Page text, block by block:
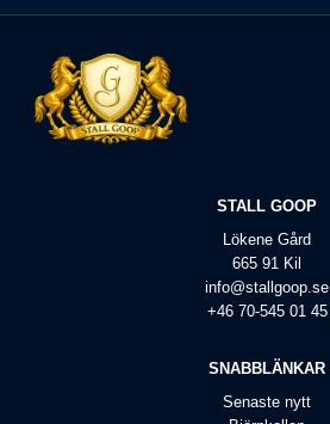
STALL GOOP
Lökene Gård
665 91 Kil
info@stallgoop.se
+46 70-545 01 45
SNABBLÄNKAR
Senaste nytt